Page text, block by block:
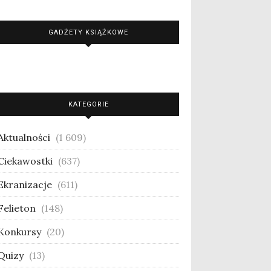
GADŻETY KSIĄŻKOWE
KATEGORIE
(1 609)
(637)
(611)
(148)
(20)
(13)